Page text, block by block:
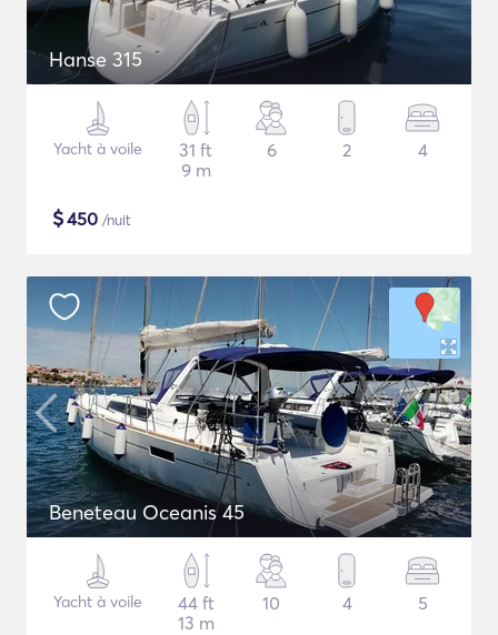
Hanse 315
Yacht à voile
31 ft
9 m
6 2 4
$450 /nuit
Beneteau Oceanis 45
Yacht à voile
44 ft
13 m
10 4 5